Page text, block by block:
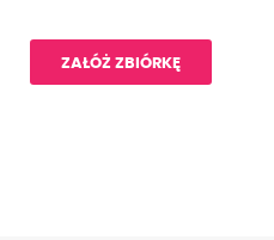
ZAŁÓŻ ZBIÓRKĘ